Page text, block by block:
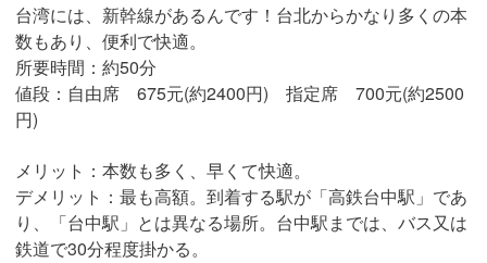
台湾には、新幹線があるんです！台北からかなり多くの本
数もあり、便利で快適。
所要時間：約50分
値段：自由席 675元(約2400円) 指定席 700元(約2500
円)
メリット：本数も多く、早くて快適。
デメリット：最も高額。到着する駅が「高鉄台中駅」であ
り、「台中駅」とは異なる場所。台中駅までは、バス又は
鉄道で30分程度掛かる。